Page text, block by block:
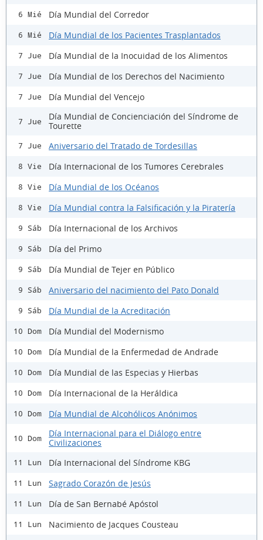
6 Mié Día Mundial del Corredor
6 Mié Día Mundial de los Pacientes Trasplantados
7 Jue Día Mundial de la Inocuidad de los Alimentos
7 Jue Día Mundial de los Derechos del Nacimiento
7 Jue Día Mundial del Vencejo
7 Jue
Día Mundial de Concienciación del Síndrome de
Tourette
7 Jue Aniversario del Tratado de Tordesillas
8 Vie Día Internacional de los Tumores Cerebrales
8 Vie Día Mundial de los Océanos
8 Vie Día Mundial contra la Falsificación y la Piratería
9 Sáb Día Internacional de los Archivos
9 Sáb Día del Primo
9 Sáb Día Mundial de Tejer en Público
9 Sáb Aniversario del nacimiento del Pato Donald
9 Sáb Día Mundial de la Acreditación
10 Dom Día Mundial del Modernismo
10 Dom Día Mundial de la Enfermedad de Andrade
10 Dom Día Mundial de las Especias y Hierbas
10 Dom Día Internacional de la Heráldica
10 Dom Día Mundial de Alcohólicos Anónimos
10 Dom
Día Internacional para el Diálogo entre
Civilizaciones
11 Lun Día Internacional del Síndrome KBG
11 Lun Sagrado Corazón de Jesús
11 Lun Día de San Bernabé Apóstol
11 Lun
Nacimiento de Jacques Cousteau